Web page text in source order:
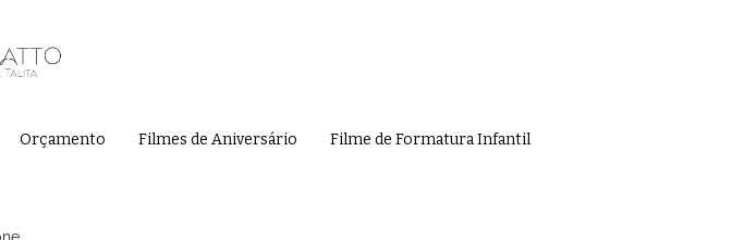
Orçamento Filmes de Aniversário Filme de Formatura Infantil